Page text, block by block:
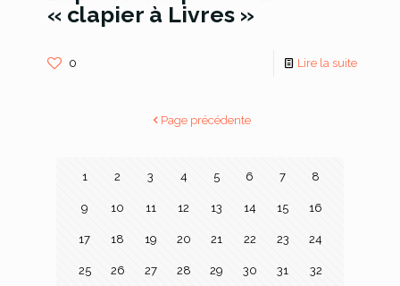
« clapier à Livres »
0 Lire la suite
Page précédente
1 2 3 4 5 6 7 8
9 10 11 12 13 14 15 16
17 18 19 20 21 22 23 24
25 26 27 28 29 30 31 32